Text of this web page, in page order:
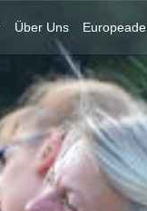
Über Uns Europeade